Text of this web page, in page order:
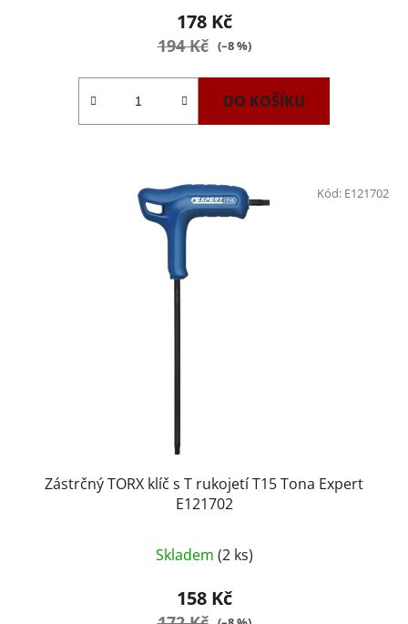
178 Kč
194 Kč (–8 %)
DO KOŠÍKU
Zástrčný TORX klíč s T rukojetí T15 Tona Expert
E121702
Skladem (2 ks)
158 Kč
Kód: E121702